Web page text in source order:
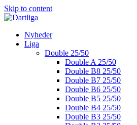
Skip to content
Nyheder
Liga
Double 25/50
Double A 25/50
Double B8 25/50
Double B7 25/50
Double B6 25/50
Double B5 25/50
Double B4 25/50
Double B3 25/50